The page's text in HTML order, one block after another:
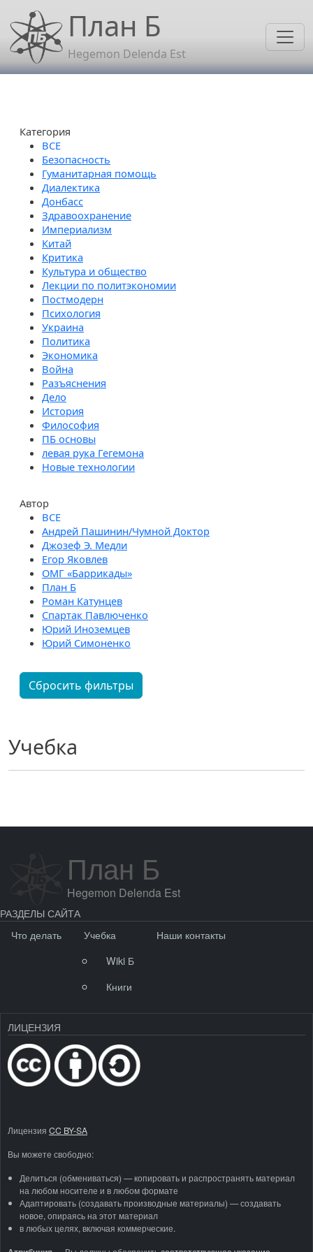
Перейти к основному содержанию
План Б
Hegemon Delenda Est
Учебка
Категория
Безопасность
Гуманитарная помощь
Диалектика
Донбасс
Здравоохранение
Империализм
Китай
Критика
Культура и общество
Лекции по политэкономии
Постмодерн
Психология
Украина
Политика
Экономика
Война
Разъяснения
Дело
История
Философия
ПБ основы
левая рука Гегемона
Новые технологии
Автор
Андрей Пашинин/Чумной Доктор
Джозеф Э. Медли
Егор Яковлев
ОМГ «Баррикады»
План Б
Роман Катунцев
Спартак Павлюченко
Юрий Иноземцев
Юрий Симоненко
Сбросить фильтры
План Б
Hegemon Delenda Est
РАЗДЕЛЫ САЙТА
Что делать
Учебка
Wiki Б
Книги
Наши контакты
ЛИЦЕНЗИЯ
Лицензия CC BY-SA
Вы можете свободно:
Делиться (обмениваться) — копировать и распространять материал
на любом носителе и в любом формате
Адаптировать (создавать производные материалы) — создавать
новое, опираясь на этот материал
в любых целях, включая коммерческие.